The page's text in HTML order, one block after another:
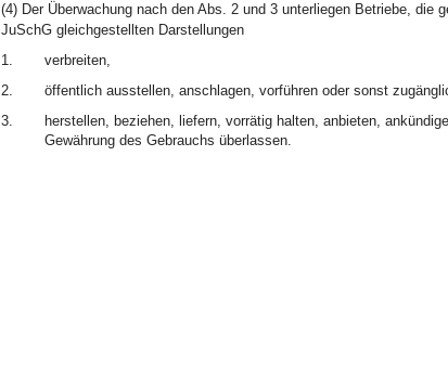
(4) Der Überwachung nach den Abs. 2 und 3 unterliegen Betriebe,
JuSchG gleichgestellten Darstellungen
1.
verbreiten,
2.
öffentlich ausstellen, anschlagen, vorführen oder sonst
3.
herstellen, beziehen, liefern, vorrätig halten, anbieten,
Gewährung des Gebrauchs überlassen.